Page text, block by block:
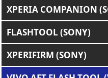
XPERIA COMPANION
FLASHTOOL (SONY)
XPERIFIRM (SONY)